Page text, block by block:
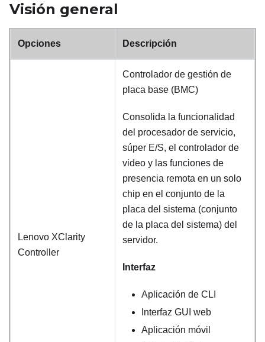
Visión general
Opciones Descripción
Lenovo XClarity
Controller
Controlador de gestión de
placa base (BMC)
Consolida la funcionalidad
del procesador de servicio,
súper E/S, el controlador de
video y las funciones de
presencia remota en un solo
chip en el conjunto de la
placa del sistema (conjunto
de la placa del sistema) del
servidor.
Interfaz
Aplicación de CLI
Interfaz GUI web
Aplicación móvil